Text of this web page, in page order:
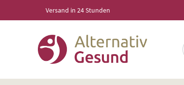
Zur Hauptnavigation springen
Versand in 24 Stunden